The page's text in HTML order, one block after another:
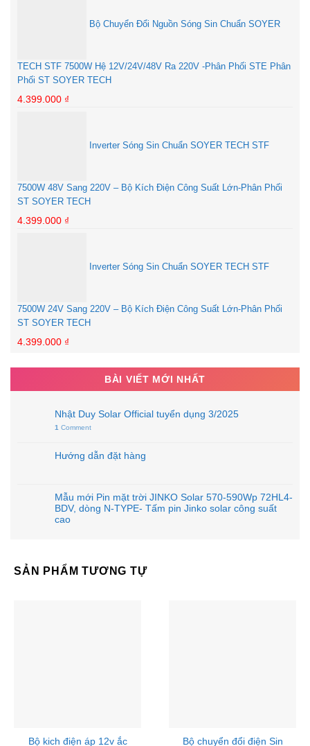
Bộ Chuyển Đổi Nguồn Sóng Sin Chuẩn SOYER
TECH STF 7500W Hệ 12V/24V/48V Ra 220V -Phân Phối STE Phân
Phối ST SOYER TECH
4.399.000 ₫
Inverter Sóng Sin Chuẩn SOYER TECH STF
7500W 48V Sang 220V – Bộ Kích Điện Công Suất Lớn-Phân Phối
ST SOYER TECH
4.399.000 ₫
Inverter Sóng Sin Chuẩn SOYER TECH STF
7500W 24V Sang 220V – Bộ Kích Điện Công Suất Lớn-Phân Phối
ST SOYER TECH
4.399.000 ₫
BÀI VIẾT MỚI NHẤT
Nhật Duy Solar Official tuyển dụng 3/2025
1 Comment
Hướng dẫn đặt hàng
Mẫu mới Pin mặt trời JINKO Solar 570-590Wp 72HL4-
BDV, dòng N-TYPE- Tấm pin Jinko solar công suất
cao
SẢN PHẨM TƯƠNG TỰ
Bộ kich điện áp 12v ắc
Bộ chuyển đổi điện Sin